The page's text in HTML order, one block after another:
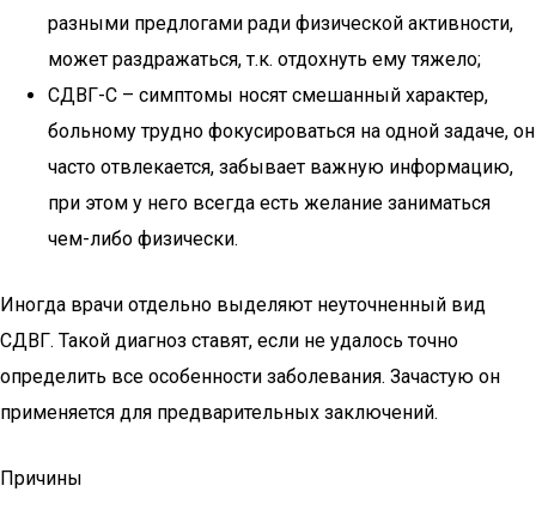
разными предлогами ради физической активности,
может раздражаться, т.к. отдохнуть ему тяжело;
СДВГ-С – симптомы носят смешанный характер,
больному трудно фокусироваться на одной задаче, он
часто отвлекается, забывает важную информацию,
при этом у него всегда есть желание заниматься
чем-либо физически.
Иногда врачи отдельно выделяют неуточненный вид
СДВГ. Такой диагноз ставят, если не удалось точно
определить все особенности заболевания. Зачастую он
применяется для предварительных заключений.
Причины